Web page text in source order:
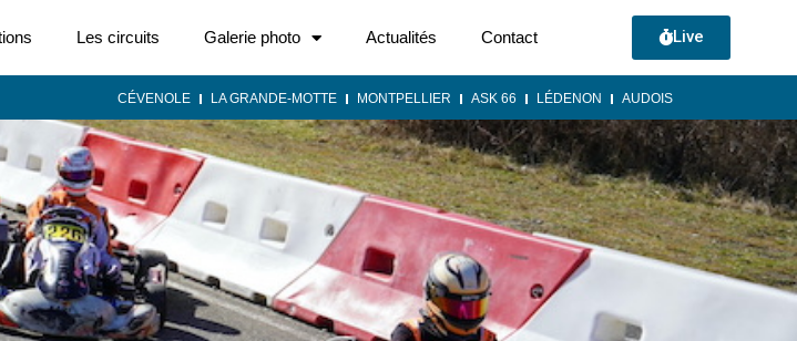
Les circuits Galerie photo Actualités Contact Live
CÉVENOLE LA GRANDE-MOTTE MONTPELLIER ASK 66 LÉDENON AUDOIS